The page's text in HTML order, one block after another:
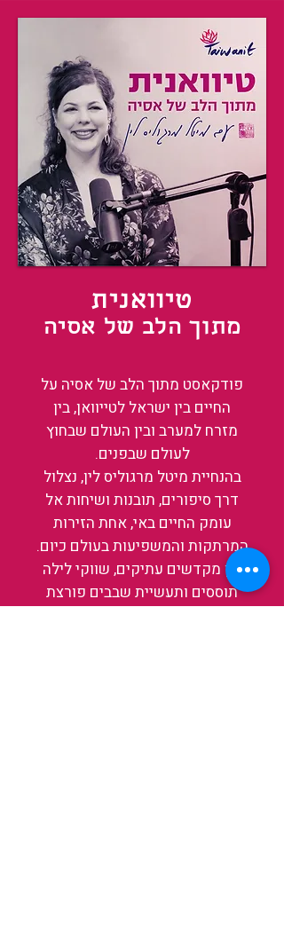
טיוואנית
מתוך הלב של אסיה
פודקאסט מתוך הלב של אסיה על
החיים בין ישראל לטייוואן, בין
מזרח למערב ובין העולם שבחוץ
לעולם שבפנים.
בהנחיית מיטל מרגוליס לין, נצלול
דרך סיפורים, תובנות ושיחות אל
עומק החיים באי, אחת הזירות
המרתקות והמשפיעות בעולם כיום.
בין מקדשים עתיקים, שווקי לילה
תוססים ותעשיית שבבים פורצת